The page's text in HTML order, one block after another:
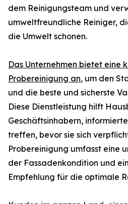
dem Reinigungsteam und
umweltfreundliche Reiniger,
die Umwelt schonen.
Das Unternehmen bietet eine
Probereinigung an, um den
und die beste und sicherste
Diese Dienstleistung hilft
Geschäftsinhabern,
treffen, bevor sie sich
Probereinigung umfasst eine
der Fassadenkondition und
Empfehlung für die optimale